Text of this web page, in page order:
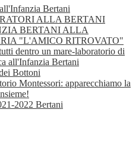
Bertani
ALLA BERTANI
BERTANI ALLA
"L'AMICO RITROVATO"
dentro un mare-laboratorio di
all'Infanzia Bertani
Bottoni
Montessori: apparecchiamo la
2022 Bertani